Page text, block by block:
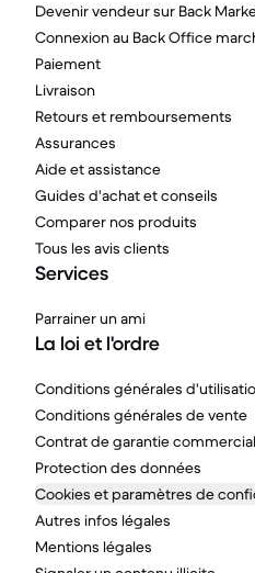
Devenir vendeur sur Back
Connexion au Back Office
Paiement
Livraison
Retours et remboursements
Assurances
Aide et assistance
Guides d'achat et conseils
Comparer nos produits
Tous les avis clients
Services
Parrainer un ami
La loi et l'ordre
Conditions générales
Conditions générales de vente
Contrat de garantie
Protection des données
Cookies et paramètres de
Autres infos légales
Mentions légales